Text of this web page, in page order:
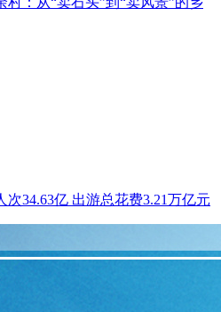
次34.63亿 出游总花费3.21万亿元